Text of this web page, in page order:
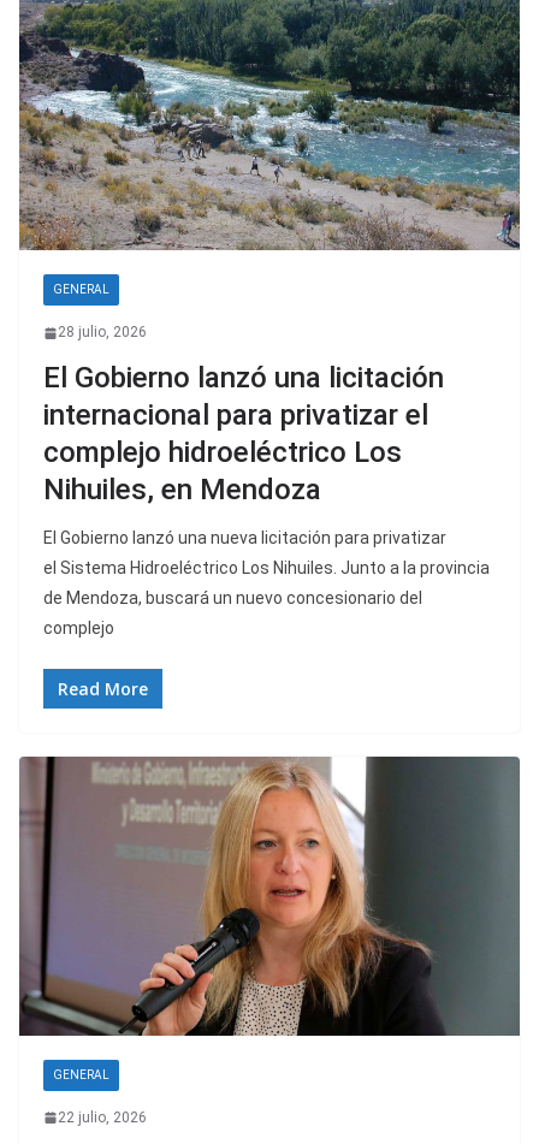
GENERAL
28 julio, 2026
El Gobierno lanzó una licitación
internacional para privatizar el
complejo hidroeléctrico Los
Nihuiles, en Mendoza
El Gobierno lanzó una nueva licitación para privatizar
el Sistema Hidroeléctrico Los Nihuiles. Junto a la provincia
de Mendoza, buscará un nuevo concesionario del
complejo
Read More
GENERAL
22 julio, 2026